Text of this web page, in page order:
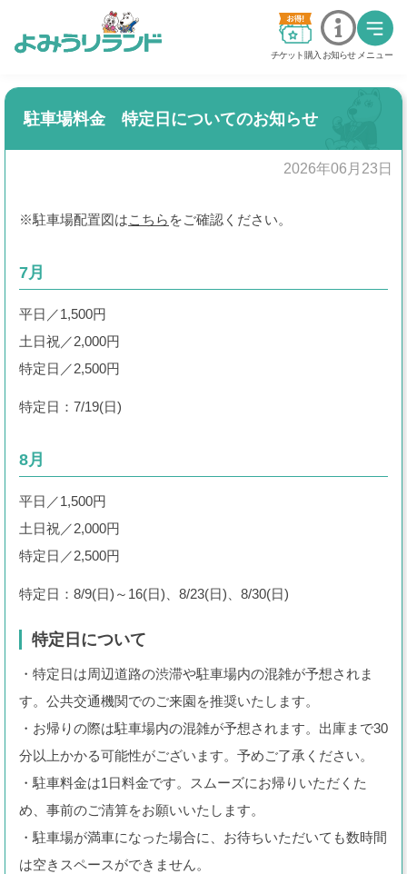
チケット購入 お知らせ メニュー
料金・チケット
グッジョバ!!
イベント
ステージショー
アシカショー
プールWAI
団体のお客様
園内マップ よくある質問
アトラクション待ち時間
ゴンドラ運行状況
よみランCLUBで
チケット購入
よみランCLUBとは？
駐車場料金 特定日についてのお知らせ
2026年06月23日
※駐車場配置図はこちら をご確認ください。
7月
平日／1,500円
土日祝／2,000円
特定日／2,500円
特定日：7/19(日)
8月
平日／1,500円
土日祝／2,000円
特定日／2,500円
特定日：8/9(日)～16(日)、8/23(日)、8/30(日)
特定日について
・特定日は周辺道路の渋滞や駐車場内の混雑が予想されま
す。公共交通機関でのご来園を推奨いたします。
・お帰りの際は駐車場内の混雑が予想されます。出庫まで30
分以上かかる可能性がございます。予めご了承ください。
・駐車料金は1日料金です。スムーズにお帰りいただくた
め、事前のご清算をお願いいたします。
・駐車場が満車になった場合に、お待ちいただいても数時間
は空きスペースができません。